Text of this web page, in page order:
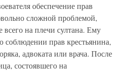
обеспечение прав
сложной проблемой,
всего на плечи султана. Ему
соблюдении прав крестьянина,
адвоката или врача. После
состоявшего на